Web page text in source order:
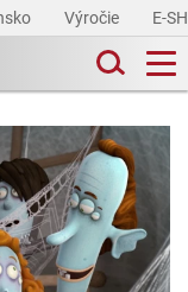
Výročie E-